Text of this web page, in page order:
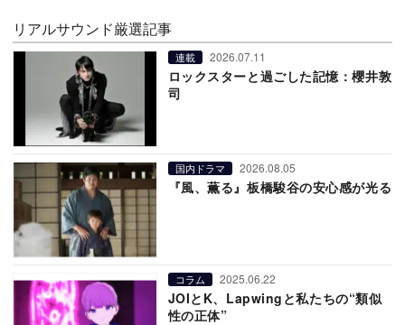
リアルサウンド厳選記事
連載 2026.07.11
ロックスターと過ごした記憶：櫻井敦
司
国内ドラマ 2026.08.05
『風、薫る』板橋駿谷の安心感が光る
コラム 2025.06.22
JOIとK、Lapwingと私たちの“類似
性の正体”